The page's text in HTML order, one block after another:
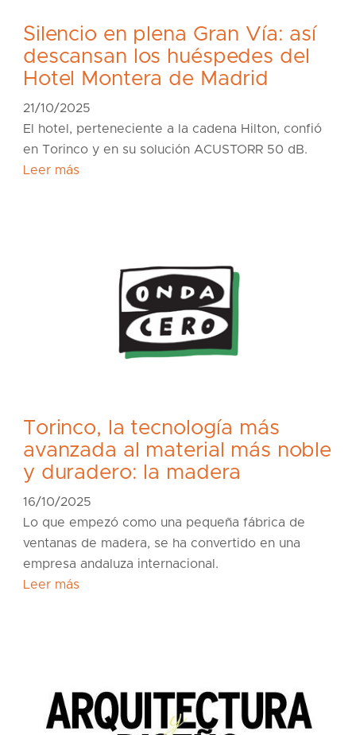
Silencio en plena Gran Vía: así
descansan los huéspedes del
Hotel Montera de Madrid
21/10/2025
El hotel, perteneciente a la cadena Hilton, confió
en Torinco y en su solución ACUSTORR 50 dB.
Leer más
Torinco, la tecnología más
avanzada al material más noble
y duradero: la madera
16/10/2025
Lo que empezó como una pequeña fábrica de
ventanas de madera, se ha convertido en una
empresa andaluza internacional.
Leer más